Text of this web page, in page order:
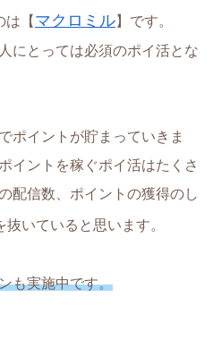
は【 マクロミル】です。
にとっては必須のポイ活とな
ポイントが貯まっていきま
イントを稼ぐポイ活はたくさ
配信数、ポイントの獲得のし
抜いていると思います。
も実施中です。